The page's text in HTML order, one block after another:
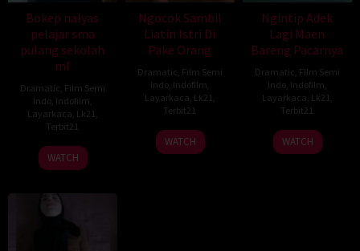
Bokep nalyas
pelajar sma
pulang sekolah
ml
Dramatic Film Semi
Indo, Indofilm
Layarkaca Lk21
Terbit21
WATCH
Ngocok Sambil
Liatin Istri Di
Pake Orang
Dramatic Film Semi
Indo, Indofilm
Layarkaca Lk21
Terbit21
WATCH
Ngintip Adek
Lagi Maen
Bareng Pacarnya
Dramatic Film Semi
Indo, Indofilm
Layarkaca Lk21
Terbit21
WATCH